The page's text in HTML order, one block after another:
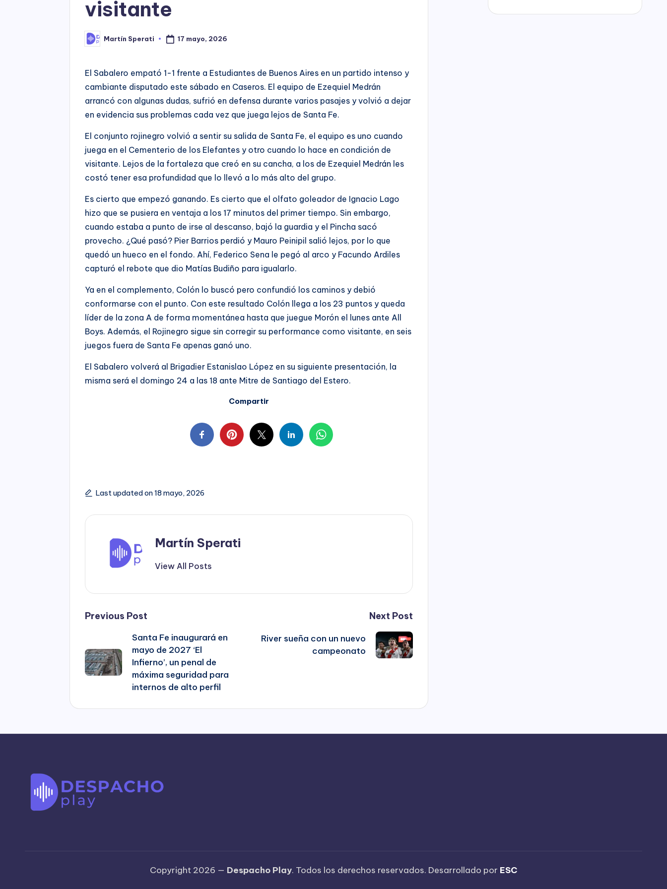
visitante
Posted
by
Martín Sperati 17 mayo, 2026
El Sabalero empató 1-1 frente a Estudiantes de Buenos Aires en un partido intenso y
cambiante disputado este sábado en Caseros. El equipo de Ezequiel Medrán
arrancó con algunas dudas, sufrió en defensa durante varios pasajes y volvió a dejar
en evidencia sus problemas cada vez que juega lejos de Santa Fe.
El conjunto rojinegro volvió a sentir su salida de Santa Fe, el equipo es uno cuando
juega en el Cementerio de los Elefantes y otro cuando lo hace en condición de
visitante. Lejos de la fortaleza que creó en su cancha, a los de Ezequiel Medrán les
costó tener esa profundidad que lo llevó a lo más alto del grupo.
Es cierto que empezó ganando. Es cierto que el olfato goleador de Ignacio Lago
hizo que se pusiera en ventaja a los 17 minutos del primer tiempo. Sin embargo,
cuando estaba a punto de irse al descanso, bajó la guardia y el Pincha sacó
provecho. ¿Qué pasó? Pier Barrios perdió y Mauro Peinipil salió lejos, por lo que
quedó un hueco en el fondo. Ahí, Federico Sena le pegó al arco y Facundo Ardiles
capturó el rebote que dio Matías Budiño para igualarlo.
Ya en el complemento, Colón lo buscó pero confundió los caminos y debió
conformarse con el punto. Con este resultado Colón llega a los 23 puntos y queda
líder de la zona A de forma momentánea hasta que juegue Morón el lunes ante All
Boys. Además, el Rojinegro sigue sin corregir su performance como visitante, en seis
juegos fuera de Santa Fe apenas ganó uno.
El Sabalero volverá al Brigadier Estanislao López en su siguiente presentación, la
misma será el domingo 24 a las 18 ante Mitre de Santiago del Estero.
Compartir
Last updated on 18 mayo, 2026
Martín Sperati
View All Posts
Post
navigation
Previous Post
Santa Fe inaugurará en
mayo de 2027 ‘El
Infierno’, un penal de
máxima seguridad para
internos de alto perfil
Next Post
River sueña con un nuevo
campeonato
Copyright 2026 — Despacho Play. Todos los derechos reservados. Desarrollado por ESC